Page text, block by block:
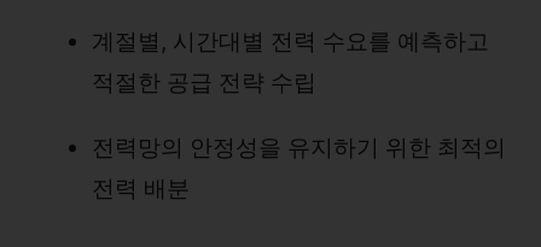
계절별, 시간대별 전력 수요를 예측하고
적절한 공급 전략 수립
전력망의 안정성을 유지하기 위한 최적의
전력 배분